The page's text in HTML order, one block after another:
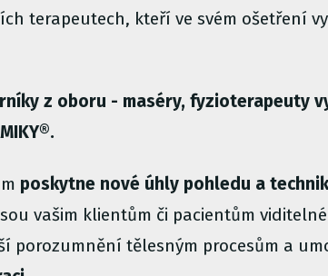
terapeutech, kteří ve svém ošetření
z oboru - maséry, fyzioterapeuty
poskytne nové úhly pohledu a
vašim klientům či pacientům
porozumnění tělesným procesům a